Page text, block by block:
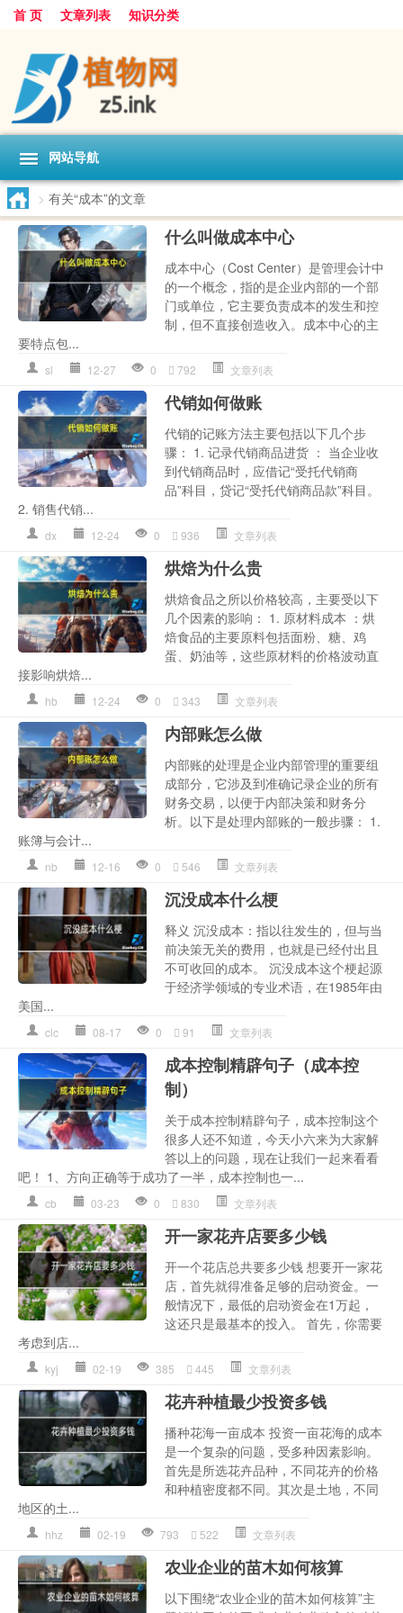
首 页 文章列表 知识分类
网站导航
> 有关“成本”的文章
什么叫做成本中心
成本中心（Cost Center）是管理会计中
的一个概念，指的是企业内部的一个部
门或单位，它主要负责成本的发生和控
制，但不直接创造收入。成本中心的主
要特点包...
sl 12-27 0 792 文章列表
代销如何做账
代销的记账方法主要包括以下几个步
骤： 1. 记录代销商品进货 ： 当企业收
到代销商品时，应借记“受托代销商
品”科目，贷记“受托代销商品款”科目。
2. 销售代销...
dx 12-24 0 936 文章列表
烘焙为什么贵
烘焙食品之所以价格较高，主要受以下
几个因素的影响： 1. 原材料成本 ：烘
焙食品的主要原料包括面粉、糖、鸡
蛋、奶油等，这些原材料的价格波动直
接影响烘焙...
hb 12-24 0 343 文章列表
内部账怎么做
内部账的处理是企业内部管理的重要组
成部分，它涉及到准确记录企业的所有
财务交易，以便于内部决策和财务分
析。以下是处理内部账的一般步骤： 1.
账簿与会计...
nb 12-16 0 546 文章列表
沉没成本什么梗
释义 沉没成本：指以往发生的，但与当
前决策无关的费用，也就是已经付出且
不可收回的成本。 沉没成本这个梗起源
于经济学领域的专业术语，在1985年由
美国...
clc 08-17 0 91 文章列表
成本控制精辟句子（成本控
制）
关于成本控制精辟句子，成本控制这个
很多人还不知道，今天小六来为大家解
答以上的问题，现在让我们一起来看看
吧！ 1、方向正确等于成功了一半，成本控制也一...
cb 03-23 0 830 文章列表
开一家花卉店要多少钱
开一个花店总共要多少钱 想要开一家花
店，首先就得准备足够的启动资金。一
般情况下，最低的启动资金在1万起，
这还只是最基本的投入。 首先，你需要
考虑到店...
kyj 02-19 385 445 文章列表
花卉种植最少投资多钱
播种花海一亩成本 投资一亩花海的成本
是一个复杂的问题，受多种因素影响。
首先是所选花卉品种，不同花卉的价格
和种植密度都不同。其次是土地，不同
地区的土...
hhz 02-19 793 522 文章列表
农业企业的苗木如何核算
以下围绕“农业企业的苗木如何核算”主